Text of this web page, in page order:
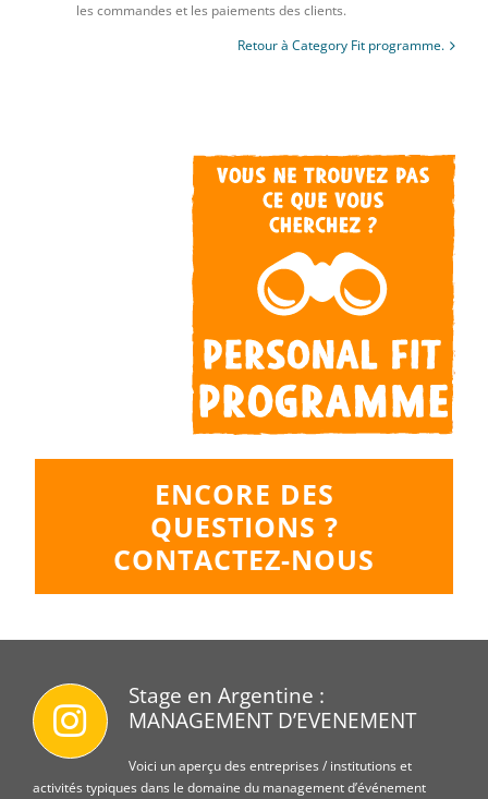
les commandes et les paiements des clients.
Retour à Category Fit programme.
ENCORE DES
QUESTIONS ?
CONTACTEZ-NOUS
Stage en Argentine :
MANAGEMENT D’EVENEMENT
Voici un aperçu des entreprises / institutions et
activités typiques dans le domaine du management d’événement